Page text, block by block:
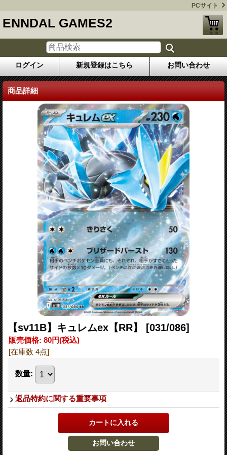
PCサイト
ENNDAL GAMES2
ログイン 新規登録はこちら お問い合わせ
商品詳細
【sv11B】キュレムex【RR】 [031/086]
販売価格: 80円(税込)
[在庫数 4点]
数量:
返品特約に関する重要事項